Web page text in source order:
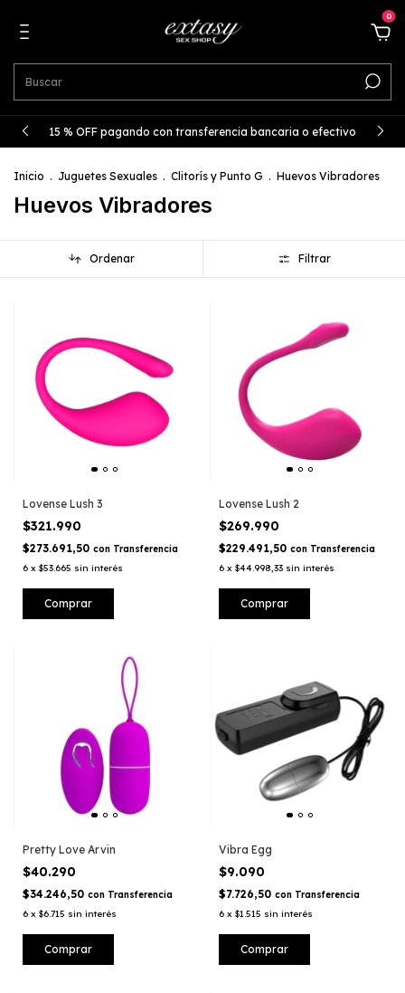
0
15 % OFF pagando con transferencia bancaria o efectivo
Inicio . Juguetes Sexuales . Clitorís y Punto G . Huevos Vibradores
Huevos Vibradores
Ordenar Filtrar
Lovense Lush 3
$321.990
$273.691,50 con Transferencia
6 x $53.665 sin interés
Lovense Lush 2
$269.990
$229.491,50 con Transferencia
6 x $44.998,33 sin interés
Pretty Love Arvin
$40.290
$34.246,50 con Transferencia
6 x $6.715 sin interés
Vibra Egg
$9.090
$7.726,50 con Transferencia
6 x $1.515 sin interés